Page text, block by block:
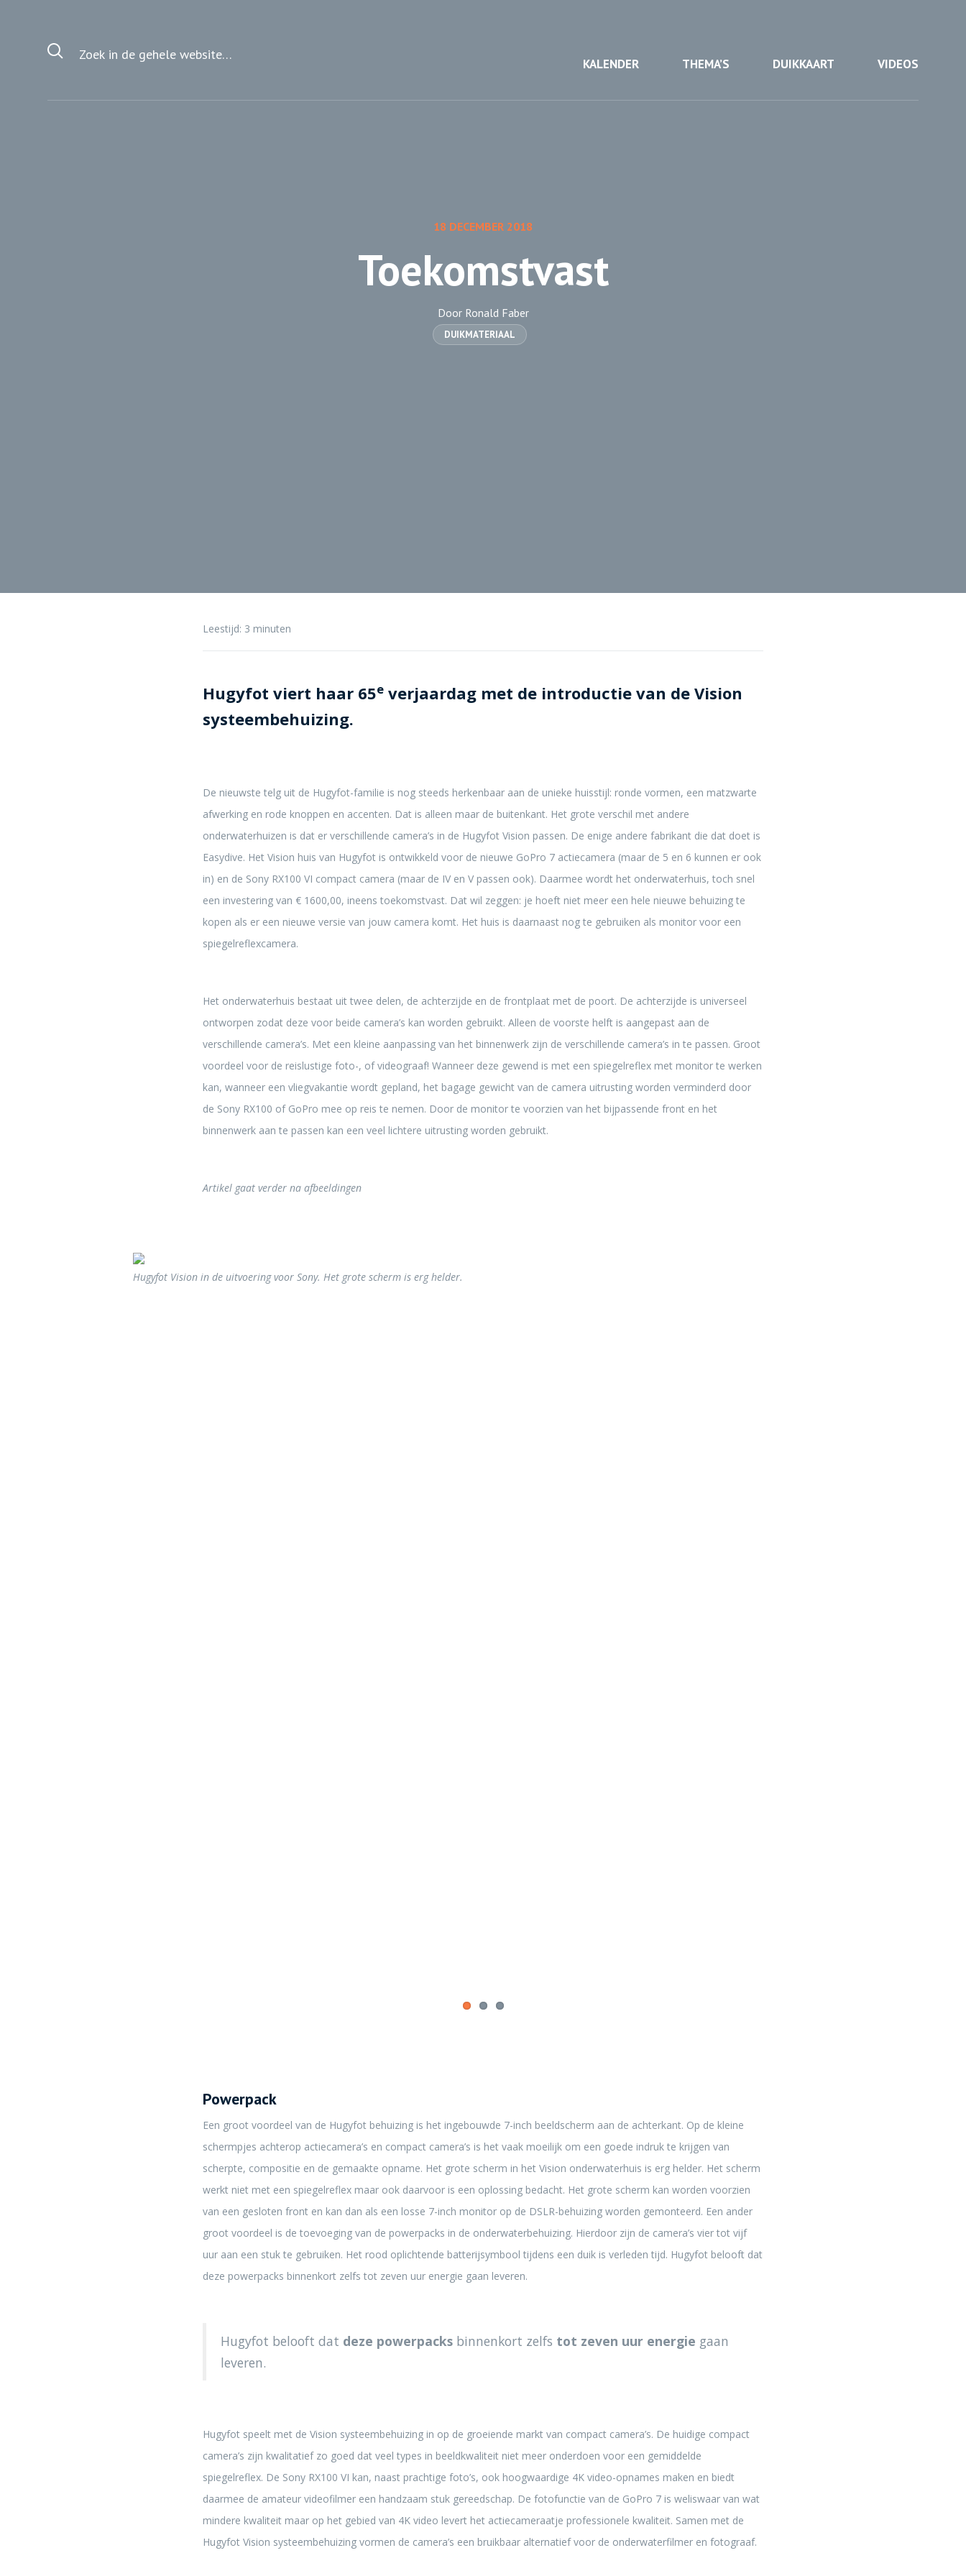
KALENDER THEMA’S DUIKKAART VIDEOS
18 DECEMBER 2018
Toekomstvast
Door Ronald Faber
DUIKMATERIAAL
Leestijd: 3 minuten
Hugyfot viert haar 65e verjaardag met de introductie van de Vision
systeembehuizing.
De nieuwste telg uit de Hugyfot-familie is nog steeds herkenbaar aan de unieke huisstijl: ronde vormen, een matzwarte
afwerking en rode knoppen en accenten. Dat is alleen maar de buitenkant. Het grote verschil met andere
onderwaterhuizen is dat er verschillende camera’s in de Hugyfot Vision passen. De enige andere fabrikant die dat doet is
Easydive. Het Vision huis van Hugyfot is ontwikkeld voor de nieuwe GoPro 7 actiecamera (maar de 5 en 6 kunnen er ook
in) en de Sony RX100 VI compact camera (maar de IV en V passen ook). Daarmee wordt het onderwaterhuis, toch snel
een investering van € 1600,00, ineens toekomstvast. Dat wil zeggen: je hoeft niet meer een hele nieuwe behuizing te
kopen als er een nieuwe versie van jouw camera komt. Het huis is daarnaast nog te gebruiken als monitor voor een
spiegelreflexcamera.
Het onderwaterhuis bestaat uit twee delen, de achterzijde en de frontplaat met de poort. De achterzijde is universeel
ontworpen zodat deze voor beide camera’s kan worden gebruikt. Alleen de voorste helft is aangepast aan de
verschillende camera’s. Met een kleine aanpassing van het binnenwerk zijn de verschillende camera’s in te passen. Groot
voordeel voor de reislustige foto-, of videograaf! Wanneer deze gewend is met een spiegelreflex met monitor te werken
kan, wanneer een vliegvakantie wordt gepland, het bagage gewicht van de camera uitrusting worden verminderd door
de Sony RX100 of GoPro mee op reis te nemen. Door de monitor te voorzien van het bijpassende front en het
binnenwerk aan te passen kan een veel lichtere uitrusting worden gebruikt.
Artikel gaat verder na afbeeldingen
Hugyfot Vision in de uitvoering voor Sony. Het grote scherm is erg helder.
Powerpack
Een groot voordeel van de Hugyfot behuizing is het ingebouwde 7-inch beeldscherm aan de achterkant. Op de kleine
schermpjes achterop actiecamera’s en compact camera’s is het vaak moeilijk om een goede indruk te krijgen van
scherpte, compositie en de gemaakte opname. Het grote scherm in het Vision onderwaterhuis is erg helder. Het scherm
werkt niet met een spiegelreflex maar ook daarvoor is een oplossing bedacht. Het grote scherm kan worden voorzien
van een gesloten front en kan dan als een losse 7-inch monitor op de DSLR-behuizing worden gemonteerd. Een ander
groot voordeel is de toevoeging van de powerpacks in de onderwaterbehuizing. Hierdoor zijn de camera’s vier tot vijf
uur aan een stuk te gebruiken. Het rood oplichtende batterijsymbool tijdens een duik is verleden tijd. Hugyfot belooft dat
deze powerpacks binnenkort zelfs tot zeven uur energie gaan leveren.
Hugyfot belooft dat deze powerpacks binnenkort zelfs tot zeven uur energie gaan
leveren.
Hugyfot speelt met de Vision systeembehuizing in op de groeiende markt van compact camera’s. De huidige compact
camera’s zijn kwalitatief zo goed dat veel types in beeldkwaliteit niet meer onderdoen voor een gemiddelde
spiegelreflex. De Sony RX100 VI kan, naast prachtige foto’s, ook hoogwaardige 4K video-opnames maken en biedt
daarmee de amateur videofilmer een handzaam stuk gereedschap. De fotofunctie van de GoPro 7 is weliswaar van wat
mindere kwaliteit maar op het gebied van 4K video levert het actiecameraatje professionele kwaliteit. Samen met de
Hugyfot Vision systeembehuizing vormen de camera’s een bruikbaar alternatief voor de onderwaterfilmer en fotograaf.